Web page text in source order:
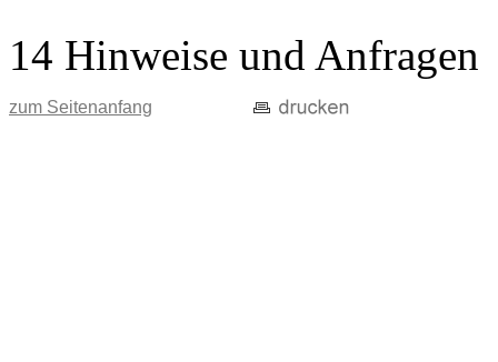
14 Hinweise und Anfragen
zum Seitenanfang